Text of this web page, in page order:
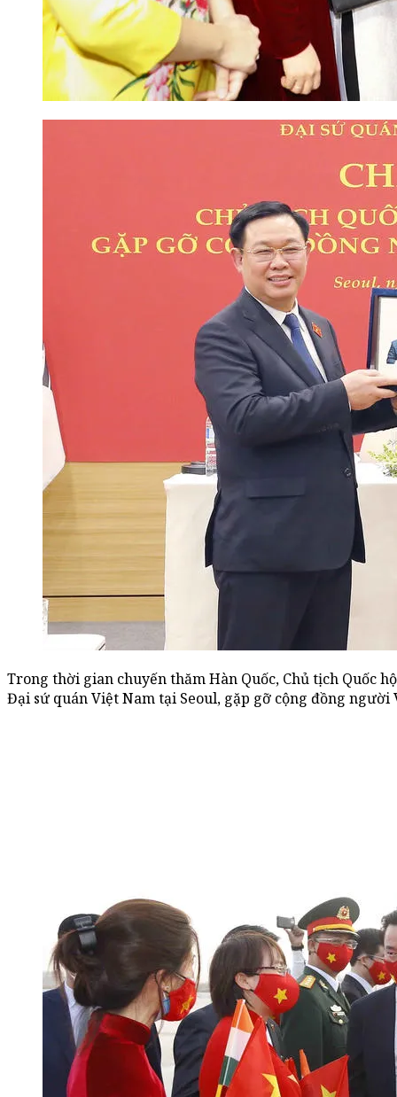
Trong thời gian chuyến thăm Hàn Quốc, Chủ tịch Quốc
Đại sứ quán Việt Nam tại Seoul, gặp gỡ cộng đồng người